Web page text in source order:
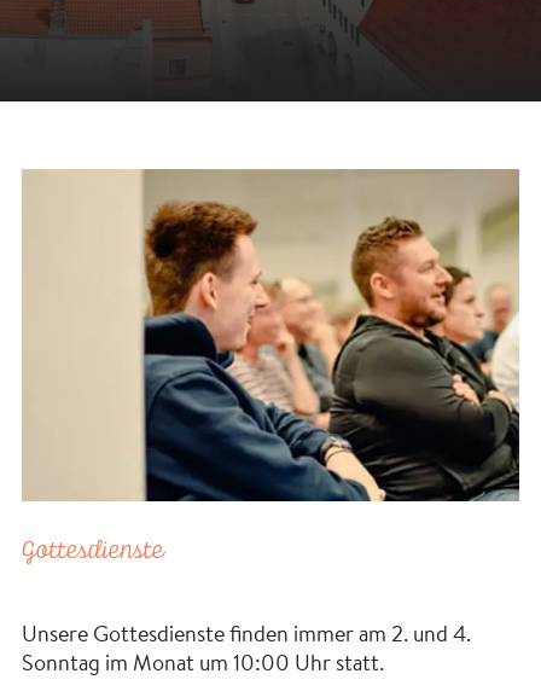
Gottesdienste
Unsere Gottesdienste finden immer am 2. und 4.
Sonntag im Monat um 10:00 Uhr statt.